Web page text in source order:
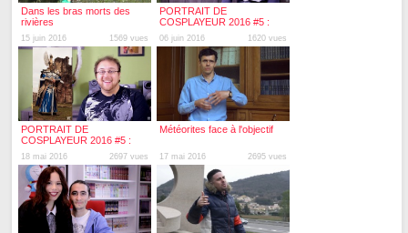
Dans les bras morts des
rivières
15 juin 2016 1569 vues
PORTRAIT DE
COSPLAYEUR 2016 #5 :
Leeloo Kris Cosplay
06 juin 2016 1620 vues
PORTRAIT DE
COSPLAYEUR 2016 #5 :
Aldarion Cosplay
18 mai 2016 2697 vues
Météorites face à l'objectif
17 mai 2016 2695 vues